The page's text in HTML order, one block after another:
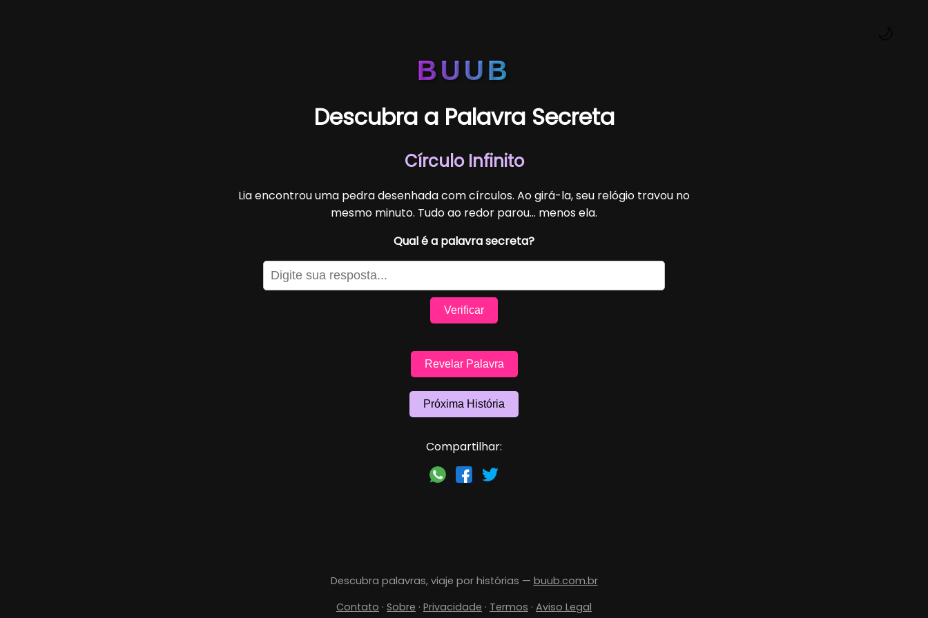
BUUB
Descubra a Palavra Secreta
Círculo Infinito
Lia encontrou uma pedra desenhada com círculos. Ao girá-la, seu relógio travou no
mesmo minuto. Tudo ao redor parou... menos ela.
Qual é a palavra secreta?
Verificar
Revelar Palavra
Próxima História
Compartilhar:
Descubra palavras, viaje por histórias — buub.com.br
Contato · Sobre · Privacidade · Termos · Aviso Legal